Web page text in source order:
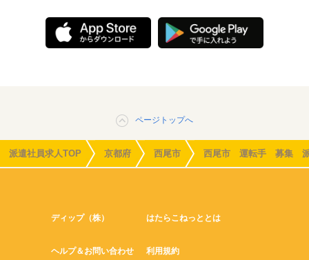
ページトップへ
派遣社員求人TOP 京都府 西尾市 西尾市 運転手 募集 派
ディップ（株） はたらこねっととは
ヘルプ＆お問い合わせ 利用規約